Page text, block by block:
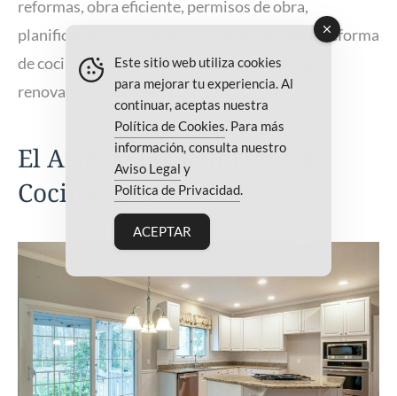
reformas,obra eficiente, permisos de obra,
planificación
reforma de baño, reforma
de cocina,reforma de suelos,reforma integral
renovación del hogar
El Arte de las Reformas de
Cocinas 🍳✨
Este sitio web utiliza cookies
para mejorar tu experiencia. Al
continuar, aceptas nuestra
Política de Cookies . Para más
información, consulta nuestro
Aviso Legal y
Política de Privacidad
ACEPTAR